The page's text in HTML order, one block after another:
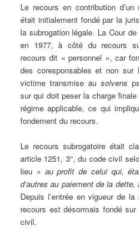
Le recours en contribution
était initialement fondé par la
la subrogation légale. La Cour
en 1977, à côté du recours
recours dit « personnel », car
des coresponsables et non
victime transmise ausolvens
sur qui doit peser la charge
régime applicable, ce qui
fondement du recours.
Le recours subrogatoire était
article 1251, 3°, du code civil
lieu « au profit de celui qui,
d’autres au paiement de la
Depuis l’entrée en vigueur de
recours est désormais fondé
civil.